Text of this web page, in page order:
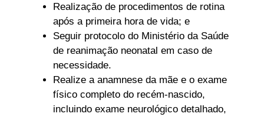
Realização de procedimentos de rotina
após a primeira hora de vida; e
Seguir protocolo do Ministério da Saúde
de reanimação neonatal em caso de
necessidade.
Realize a anamnese da mãe e o exame
físico completo do recém-nascido,
incluindo exame neurológico detalhado,